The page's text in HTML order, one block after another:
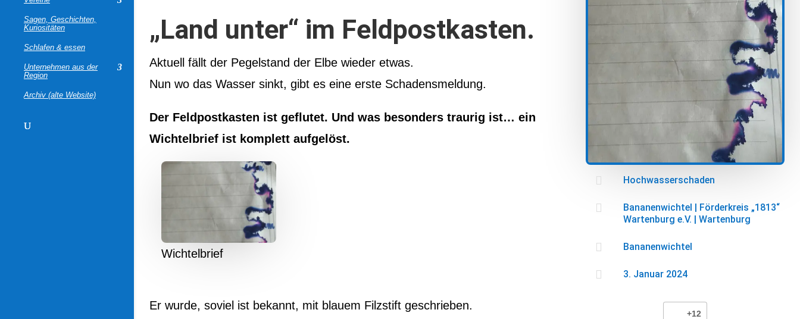
Sagen, Geschichten,
Kuriositäten
Schlafen & essen
Unternehmen aus der
Region
Archiv (alte Website)
„Land unter“ im Feldpostkasten.
Aktuell fällt der Pegelstand der Elbe wieder etwas.
Nun wo das Wasser sinkt, gibt es eine erste Schadensmeldung.
Der Feldpostkasten ist geflutet. Und was besonders traurig ist… ein
Wichtelbrief ist komplett aufgelöst.
Wichtelbrief
Er wurde, soviel ist bekannt, mit blauem Filzstift geschrieben.
 Hochwasserschaden
 Bananenwichtel | Förderkreis „1813“
Wartenburg e.V. | Wartenburg
 Bananenwichtel
 3. Januar 2024
+12